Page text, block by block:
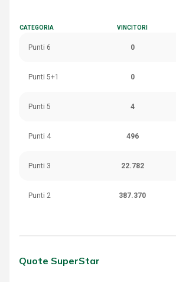
CATEGORIA VINCITORI
Punti 6 0
Punti 5+1 0
Punti 5 4
Punti 4 496
Punti 3 22.782
Punti 2 387.370
Quote SuperStar